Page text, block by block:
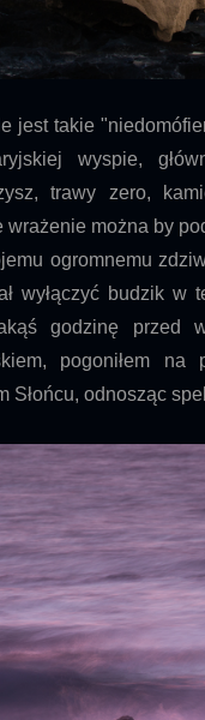
jest takie
wyspie,
trawy zero,
wrażenie można by
ogromnemu
wyłączyć budzik w
godzinę przed
pogoniłem
Słońcu, odnosząc